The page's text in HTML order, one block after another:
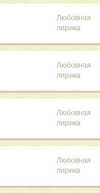
Любовная
лирика
Любовная
лирика
Любовная
лирика
Любовная
лирика